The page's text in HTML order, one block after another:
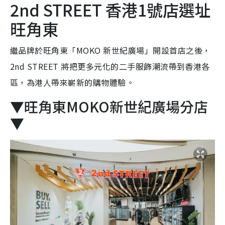
2nd STREET 香港1號店選址
旺角東
繼品牌於旺角東「MOKO 新世紀廣場」開設首店之後，
2nd STREET 將把更多元化的二手服飾潮流帶到香港各
區，為港人帶來嶄新的購物體驗。
▼旺角東MOKO新世紀廣場分店
▼